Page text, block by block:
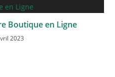
Boutique en Ligne
2023